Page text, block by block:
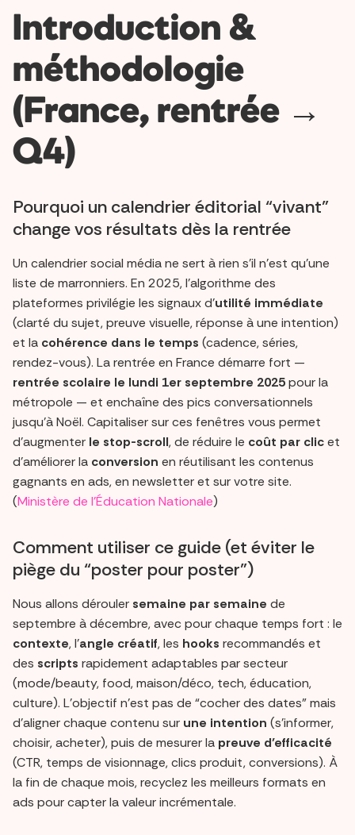
Introduction &
méthodologie
(France, rentrée →
Q4)
Pourquoi un calendrier éditorial “vivant”
change vos résultats dès la rentrée
Un calendrier social média ne sert à rien s’il n’est qu’une
liste de marronniers. En 2025, l’algorithme des
plateformes privilégie les signaux d’utilité immédiate
(clarté du sujet, preuve visuelle, réponse à une intention)
et la cohérence dans le temps (cadence, séries,
rendez-vous). La rentrée en France démarre fort —
rentrée scolaire le lundi 1er septembre 2025pour la
métropole — et enchaîne des pics conversationnels
jusqu’à Noël. Capitaliser sur ces fenêtres vous permet
d’augmenter le stop-scroll, de réduire le coût par clicet
d’améliorer la conversion en réutilisant les contenus
gagnants en ads, en newsletter et sur votre site.
(Ministère de l'Éducation Nationale)
Comment utiliser ce guide (et éviter le
piège du “poster pour poster”)
Nous allons dérouler semaine par semaine de
septembre à décembre, avec pour chaque temps fort : le
contexte, l’angle créatif, les hooks recommandés et
des scripts rapidement adaptables par secteur
(mode/beauty, food, maison/déco, tech, éducation,
culture). L’objectif n’est pas de “cocher des dates” mais
d’aligner chaque contenu sur une intention (s’informer,
choisir, acheter), puis de mesurer la preuve d’efficacité
(CTR, temps de visionnage, clics produit, conversions). À
la fin de chaque mois, recyclez les meilleurs formats en
ads pour capter la valeur incrémentale.